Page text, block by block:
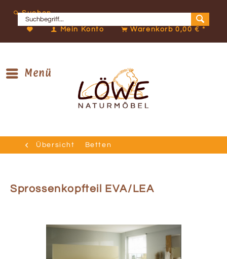
Suchen
Mein Konto Warenkorb0,00 € *
Menü
Übersicht Betten
Sprossenkopfteil EVA/LEA